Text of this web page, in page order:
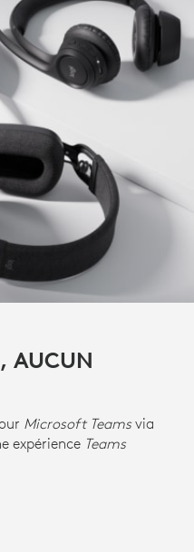
AUCUN
Microsoft Teamsvia
expérience Teams